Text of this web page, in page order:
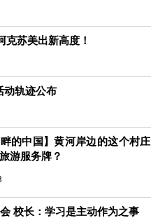
克苏美出新高度！
动轨迹公布
畔的中国】黄河岸边的这个村庄
游服务牌？
校长：学习是主动作为之事